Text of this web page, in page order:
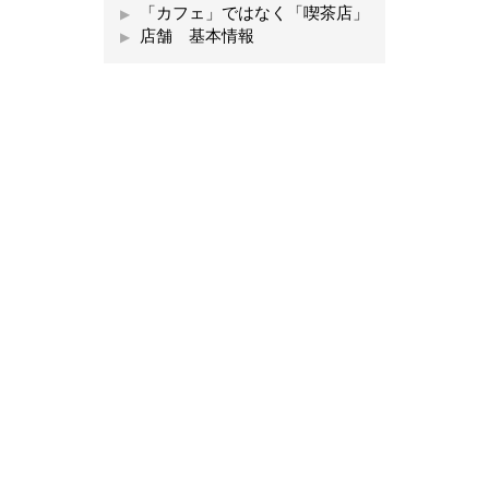
「カフェ」ではなく「喫茶店」
店舗 基本情報